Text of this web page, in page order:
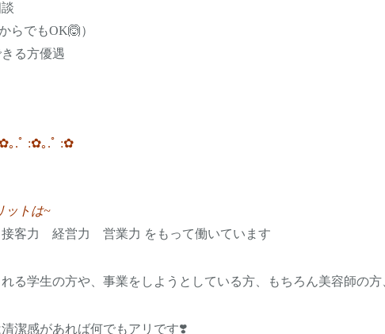
もOK🙆）
る方優遇
｡.ﾟ :✿｡.ﾟ :✿
ットは~
接客力 経営力 営業力 をもって働いています
る学生の方や、事業をしようとしている方、もちろん美容師の
潔感があれば何でもアリです❣️